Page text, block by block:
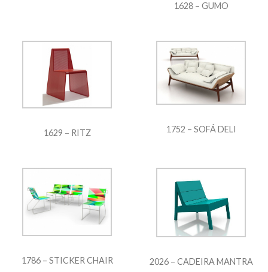
1628 – GUMO
1629 – RITZ 1752 – SOFÁ DELI
1786 – STICKER CHAIR 2026 – CADEIRA MANTRA